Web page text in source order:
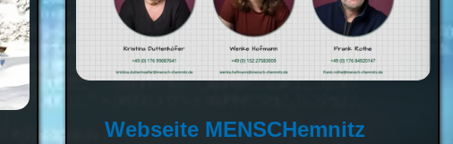
Webseite MENSCHemnitz